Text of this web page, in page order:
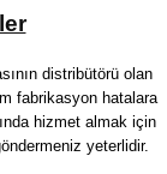
distribütörü olan
fabrikasyon hatalara
hizmet almak için
yeterlidir.